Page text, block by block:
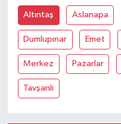
Altıntaş Aslanapa
Dumlupınar Emet
Merkez Pazarlar
Tavşanlı